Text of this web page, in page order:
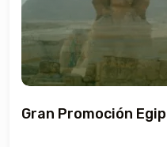
Gran Promoción